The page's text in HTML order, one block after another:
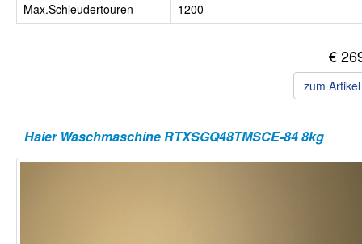
Max.Schleudertouren
1200
€
zum
Haier Waschmaschine RTXSGQ48TMSCE-84 8kg